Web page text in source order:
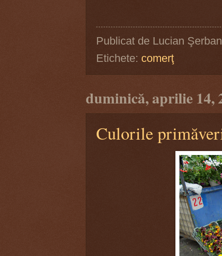
Publicat de Lucian Şerban
Etichete: comerţ
duminică, aprilie 14,
Culorile